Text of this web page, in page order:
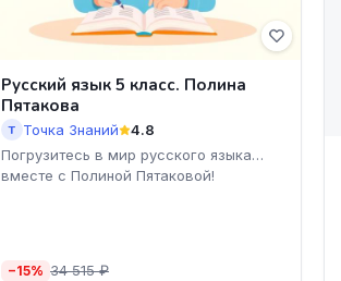
Русский язык 5 класс. Полина
Пятакова
Т Точка Знаний
4.8
Погрузитесь в мир русского языка
вместе с Полиной Пятаковой!
−15% 34 515 ₽